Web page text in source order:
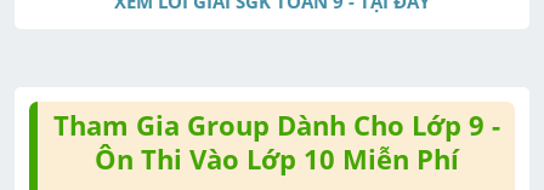
Tham Gia Group Dành Cho Lớp 9 -
Ôn Thi Vào Lớp 10 Miễn Phí